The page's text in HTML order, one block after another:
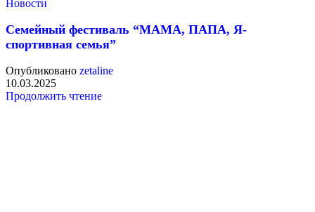
Новости
Семейный фестиваль “МАМА, ПАПА, Я-
спортивная семья”
Опубликовано zetaline
10.03.2025
Продолжить чтение